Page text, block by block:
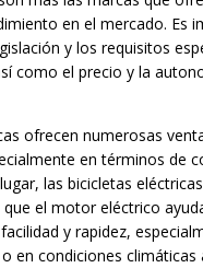
en el mercado. Es
y los requisitos
como el precio y la
ofrecen numerosas
en términos de
las bicicletas
el motor eléctrico
y rapidez,
en condiciones climáticas